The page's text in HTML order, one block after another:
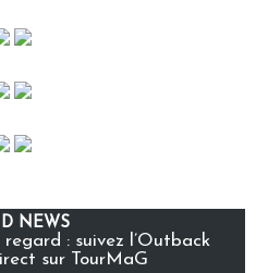
NEWS
: suivez l’Outback
sur TourMaG